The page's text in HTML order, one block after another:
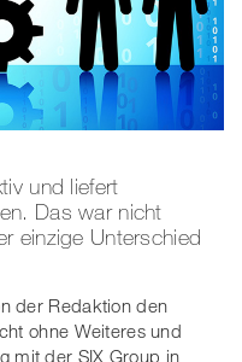
und liefert
Das war nicht
einzige Unterschied
der Redaktion den
ohne Weiteres und
mit der SIX Group in